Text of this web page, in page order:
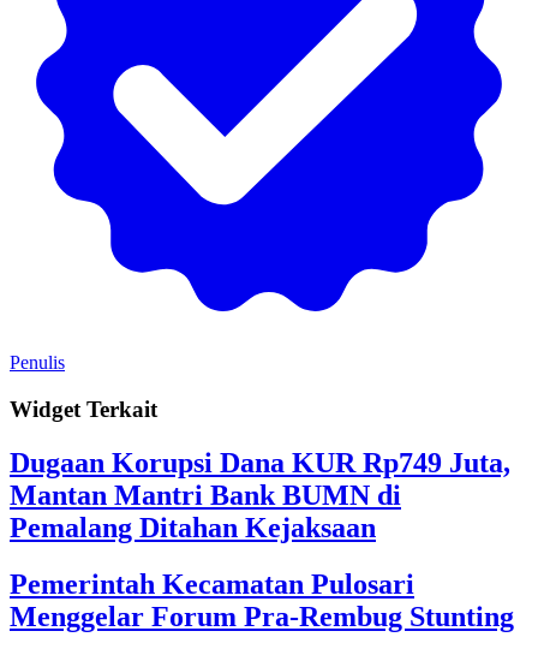
Penulis
Widget Terkait
Dugaan Korupsi Dana KUR Rp749 Juta,
Mantan Mantri Bank BUMN di
Pemalang Ditahan Kejaksaan
Pemerintah Kecamatan Pulosari
Menggelar Forum Pra-Rembug Stunting